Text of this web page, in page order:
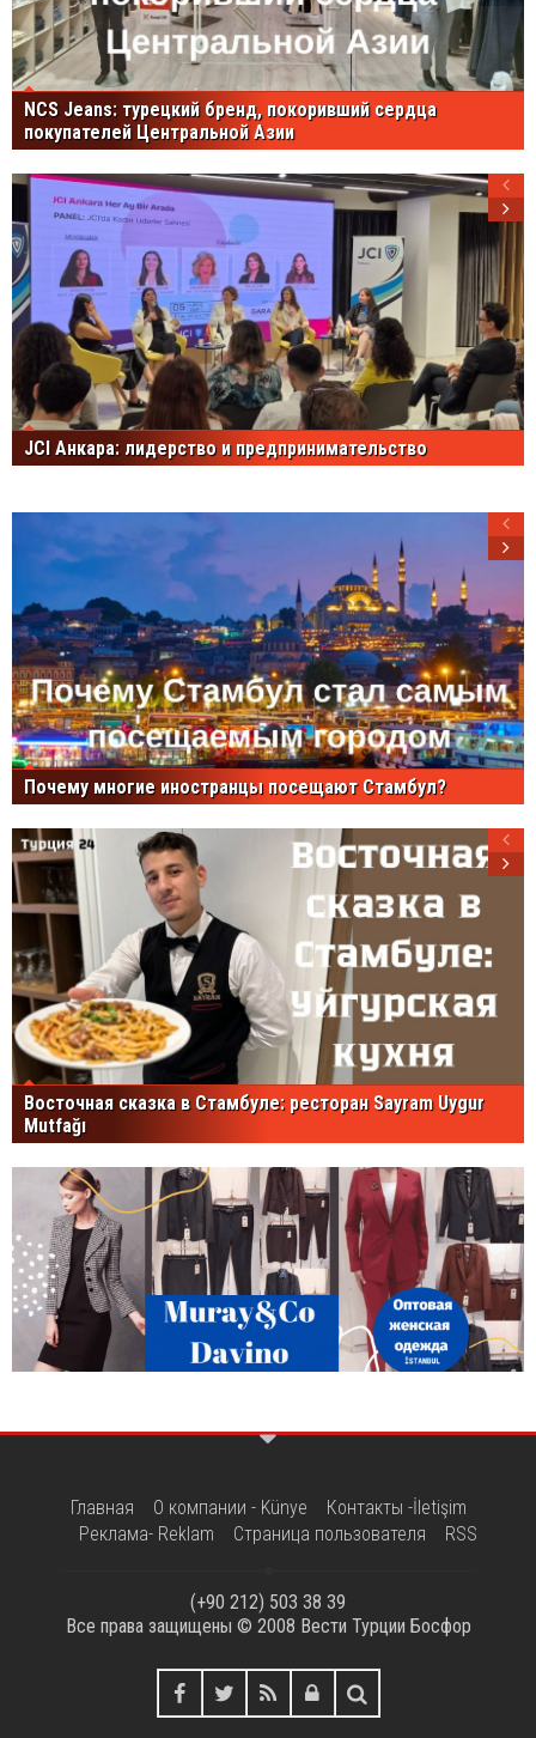
NCS Jeans: турецкий бренд, покоривший сердца
покупателей Центральной Азии
JCI Анкара: лидерство и предпринимательство
Почему многие иностранцы посещают Стамбул?
Восточная сказка в Стамбуле: ресторан Sayram Uygur
Mutfağı
Главная О компании - Künye
Контакты -İletişim
Реклама- Reklam
Страница пользователя RSS
(+90 212) 503 38 39
Все права защищены © 2008 Вести Турции Босфор